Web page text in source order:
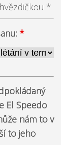
*
*
El Speedo
nám to v
to jeho